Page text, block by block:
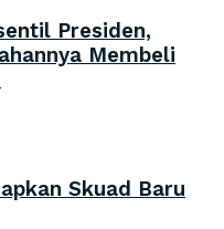
Presiden,
Membeli
Skuad Baru